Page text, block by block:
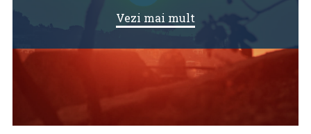
Vezi mai mult